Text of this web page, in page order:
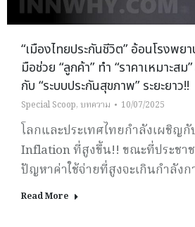
“เมืองไทยประกันชีวิต” อ้อนโรงพ
มือช่วย “ลูกค้า” ทำ “ราคาเหมาะส
กับ “ระบบประกันสุขภาพ” ระยะยาว!!
Special Scoop, บทความ 10/07/2025
โลกและประเทศไทยกำลังเผชิญ
Inflation ที่สูงขึ้น!! ขณะที่ประชา
ปัญหาค่าใช้จ่ายที่สูงจะเกินกำลัง
Read More